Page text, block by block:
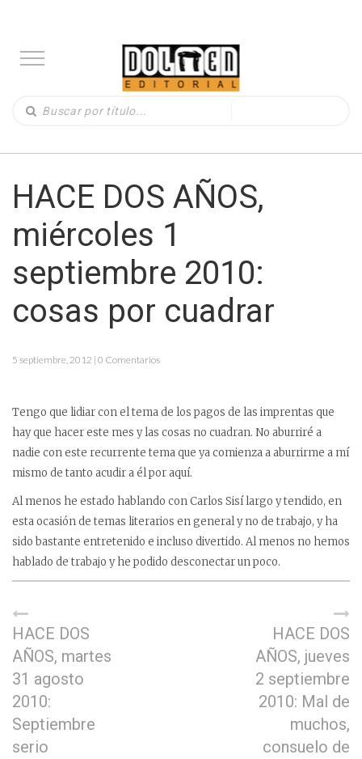
HACE DOS AÑOS,
miércoles 1
septiembre 2010:
cosas por cuadrar
5 septiembre, 2012 | 0 Comentarios
Tengo que lidiar con el tema de los pagos de las imprentas que
hay que hacer este mes y las cosas no cuadran. No aburriré a
nadie con este recurrente tema que ya comienza a aburrirme a mí
mismo de tanto acudir a él por aquí.
Al menos he estado hablando con Carlos Sisí largo y tendido, en
esta ocasión de temas literarios en general y no de trabajo, y ha
sido bastante entretenido e incluso divertido. Al menos no hemos
hablado de trabajo y he podido desconectar un poco.
HACE DOS
AÑOS, martes
31 agosto
2010:
Septiembre
serio
HACE DOS
AÑOS, jueves
2 septiembre
2010: Mal de
muchos,
consuelo de